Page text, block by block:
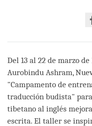
Del 13 al 22 de marzo
Aurobindu Ashram,
"Campamento de
traducción budista"
tibetano al inglés
escrita. El taller se